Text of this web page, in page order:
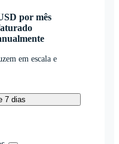
por mês
em escala e
7 dias